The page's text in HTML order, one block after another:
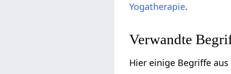
Yogatherapie.
Verwandte
Hier einige Begriffe